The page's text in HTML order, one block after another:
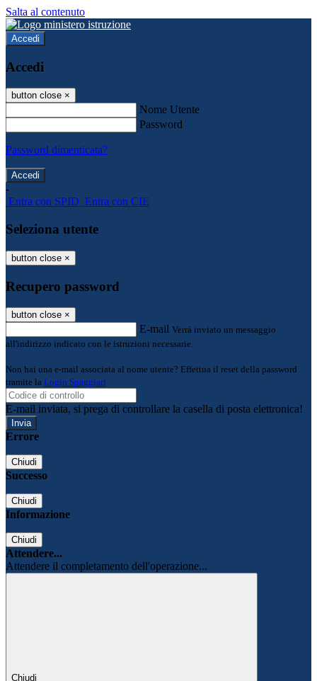
Salta al contenuto
Accedi
Accedi
button close ×
Nome Utente
Password
Password dimenticata?
-
Entra con SPID Entra con CIE
Seleziona utente
button close ×
Recupero password
button close ×
E-mail Verrà inviato un messaggio
all'indirizzo indicato con le istruzioni necessarie.
Non hai una e-mail associata al nome utente? Effettua il reset della password
tramite la Login Spaggiari
E-mail inviata, si prega di controllare la casella di posta elettronica!
Errore
Chiudi
Successo
Chiudi
Informazione
Chiudi
Attendere...
Attendere il completamento dell'operazione...
Chiudi